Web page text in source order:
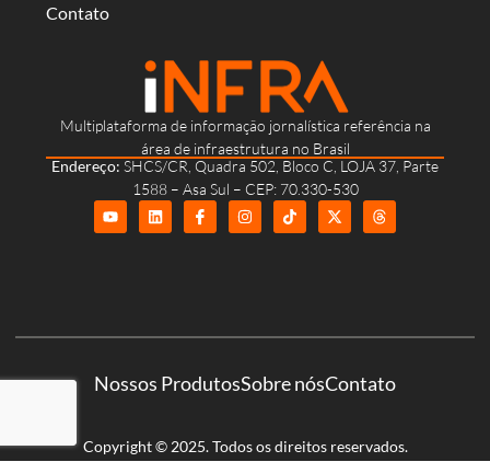
Multiplataforma de informação jornalística referência na
área de infraestrutura no Brasil
Endereço: SHCS/CR, Quadra 502, Bloco C, LOJA 37, Parte
1588 – Asa Sul – CEP: 70.330-530
Contato
Nossos ProdutosSobre nósContato
Copyright © 2025. Todos os direitos reservados.